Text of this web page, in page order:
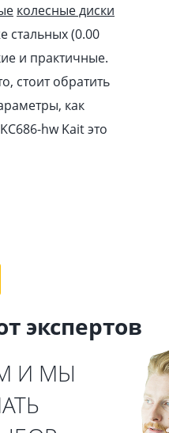
колесные диски
стальных (0.00
и практичные.
стоит обратить
как
hw Kait это
экспертов
И МЫ